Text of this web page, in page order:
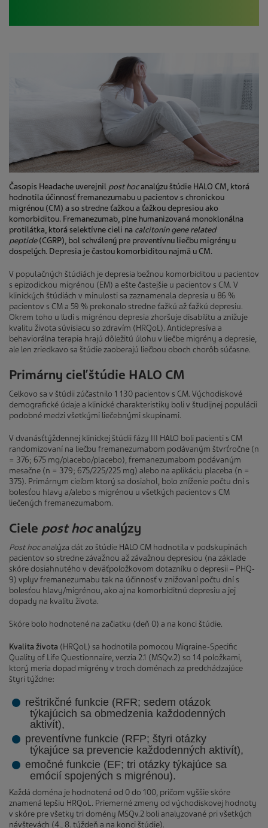
Časopis Headache uverejnil post hocanalýzu štúdie HALO CM, ktorá
hodnotila účinnosť fremanezumabu u pacientov s chronickou
migrénou (CM) a so stredne ťažkou a ťažkou depresiou ako
komorbiditou. Fremanezumab, plne humanizovaná monoklonálna
protilátka, ktorá selektívne cieli na calcitonin gene related
peptide(CGRP), bol schválený pre preventívnu liečbu migrény u
dospelých. Depresia je častou komorbiditou najmä u CM.
V populačných štúdiách je depresia bežnou komorbiditou u pacientov
s epizodickou migrénou (EM) a ešte častejšie u pacientov s CM. V
klinických štúdiách v minulosti sa zaznamenala depresia u 86 %
pacientov s CM a 59 % prekonalo stredne ťažkú až ťažkú depresiu.
Okrem toho u ľudí s migrénou depresia zhoršuje disabilitu a znižuje
kvalitu života súvisiacu so zdravím (HRQoL). Antidepresíva a
behaviorálna terapia hrajú dôležitú úlohu v liečbe migrény a depresie,
ale len zriedkavo sa štúdie zaoberajú liečbou oboch chorôb súčasne.
Primárny cieľ štúdie HALO CM
Celkovo sa v štúdii zúčastnilo 1 130 pacientov s CM. Východiskové
demografické údaje a klinické charakteristiky boli v študijnej populácii
podobné medzi všetkými liečebnými skupinami.
V dvanásťtýždennej klinickej štúdii fázy III HALO boli pacienti s CM
randomizovaní na liečbu fremanezumabom podávaným štvrťročne (n
= 376; 675 mg/placebo/placebo), fremanezumabom podávaným
mesačne (n = 379; 675/225/225 mg) alebo na aplikáciu placeba (n =
375). Primárnym cieľom ktorý sa dosiahol, bolo zníženie počtu dní s
bolesťou hlavy a/alebo s migrénou u všetkých pacientov s CM
liečených fremanezumabom.
Ciele post hocanalýzy
Post hocanalýza dát zo štúdie HALO CM hodnotila v podskupinách
pacientov so stredne závažnou až závažnou depresiou (na základe
skóre dosiahnutého v deväťpoložkovom dotazníku o depresii – PHQ-
9) vplyv fremanezumabu tak na účinnosť v znižovaní počtu dní s
bolesťou hlavy/migrénou, ako aj na komorbiditnú depresiu a jej
dopady na kvalitu života.
Skóre bolo hodnotené na začiatku (deň 0) a na konci štúdie.
Kvalita života (HRQoL) sa hodnotila pomocou Migraine-Specific
Quality of Life Questionnaire, verzia 2.1 (MSQv.2) so 14 položkami,
ktorý meria dopad migrény v troch doménach za predchádzajúce
štyri týždne:
reštrikčné funkcie (RFR; sedem otázok
týkajúcich sa obmedzenia každodenných
aktivít),
preventívne funkcie (RFP; štyri otázky
týkajúce sa prevencie každodenných aktivít),
emočné funkcie (EF; tri otázky týkajúce sa
emócií spojených s migrénou).
Každá doména je hodnotená od 0 do 100, pričom vyššie skóre
znamená lepšiu HRQoL. Priemerné zmeny od východiskovej hodnoty
v skóre pre všetky tri domény MSQv.2 boli analyzované pri všetkých
návštevách (4., 8. týždeň a na konci štúdie).